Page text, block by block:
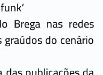
Brega nas redes
do cenário